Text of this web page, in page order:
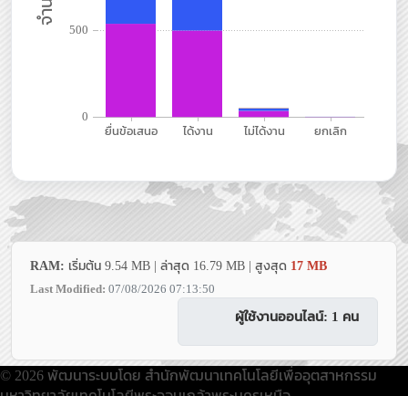
RAM: เริ่มต้น 9.54 MB | ล่าสุด 16.79 MB | สูงสุด 17 MB
Last Modified: 07/08/2026 07:13:50
ผู้ใช้งานออนไลน์: 1 คน
© 2026 พัฒนาระบบโดย สำนักพัฒนาเทคโนโลยีเพื่ออุตสาหกรรม